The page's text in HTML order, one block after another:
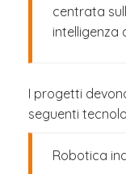
centrata
intelligenza
I progetti
seguenti
Robotica